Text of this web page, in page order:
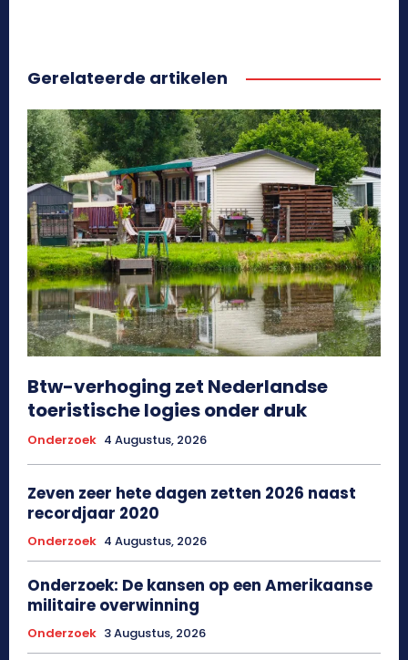
Gerelateerde artikelen
Btw-verhoging zet Nederlandse
toeristische logies onder druk
Onderzoek 4 Augustus, 2026
Zeven zeer hete dagen zetten 2026 naast
recordjaar 2020
Onderzoek 4 Augustus, 2026
Onderzoek: De kansen op een Amerikaanse
militaire overwinning
Onderzoek 3 Augustus, 2026